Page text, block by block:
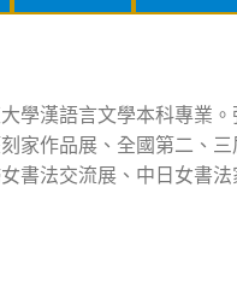
學漢語言文學本科專業
家作品展、全國第二、
書法交流展、中日女書法